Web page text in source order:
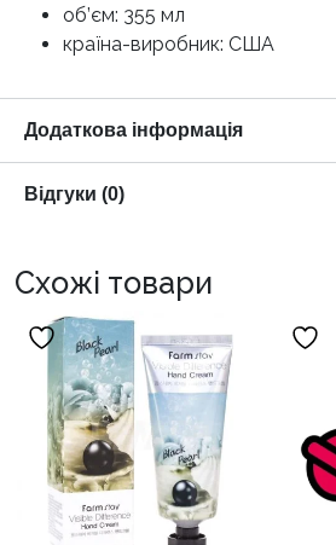
об’єм: 355 мл
країна-виробник: США
Додаткова інформація
Відгуки (0)
Схожі товари